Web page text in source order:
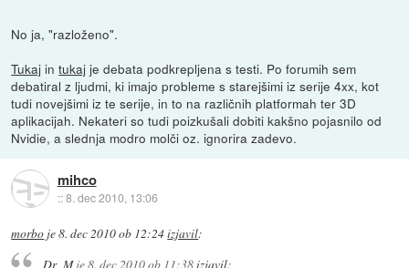
No ja, "razloženo".
Tukaj intukaj je debata podkrepljena s testi. Po forumih sem
debatiral z ljudmi, ki imajo probleme s starejšimi iz serije 4xx, kot
tudi novejšimi iz te serije, in to na različnih platformah ter 3D
aplikacijah. Nekateri so tudi poizkušali dobiti kakšno pojasnilo od
Nvidie, a slednja modro molči oz. ignorira zadevo.
mihco
::8. dec 2010, 13:06
morbo je8. dec 2010 ob 12:24izjavil:
Dr_Mje8. dec 2010 ob 11:38izjavil: